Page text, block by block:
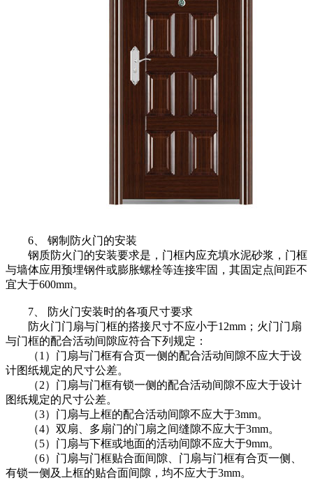
6、
钢制防火门的安装
钢质防火门的安装要求是，门框内应充填水泥砂浆，门框
与墙体应用预埋钢件或膨胀螺栓等连接牢固，其固定点间距不
宜大于600mm。
7、
防火门安装时的各项尺寸要求
防火门门扇与门框的搭接尺寸不应小于12mm；火门门扇
与门框的配合活动间隙应符合下列规定：
（1）门扇与门框有合页一侧的配合活动间隙不应大于设
计图纸规定的尺寸公差。
（2）门扇与门框有锁一侧的配合活动间隙不应大于设计
图纸规定的尺寸公差。
（3）门扇与上框的配合活动间隙不应大于3mm。
（4）双扇、多扇门的门扇之间缝隙不应大于3mm。
（5）门扇与下框或地面的活动间隙不应大于9mm。
（6）门扇与门框贴合面间隙、门扇与门框有合页一侧、
有锁一侧及上框的贴合面间隙，均不应大于3mm。